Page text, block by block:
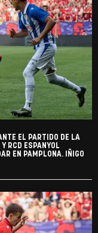
EL PARTIDO DE LA
RCD ESPANYOL
EN PAMPLONA. IÑIGO